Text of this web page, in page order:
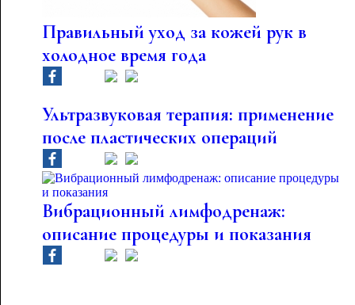
Правильный уход за кожей рук в
холодное время года
Ультразвуковая терапия: применение
после пластических операций
Вибрационный лимфодренаж:
описание процедуры и показания